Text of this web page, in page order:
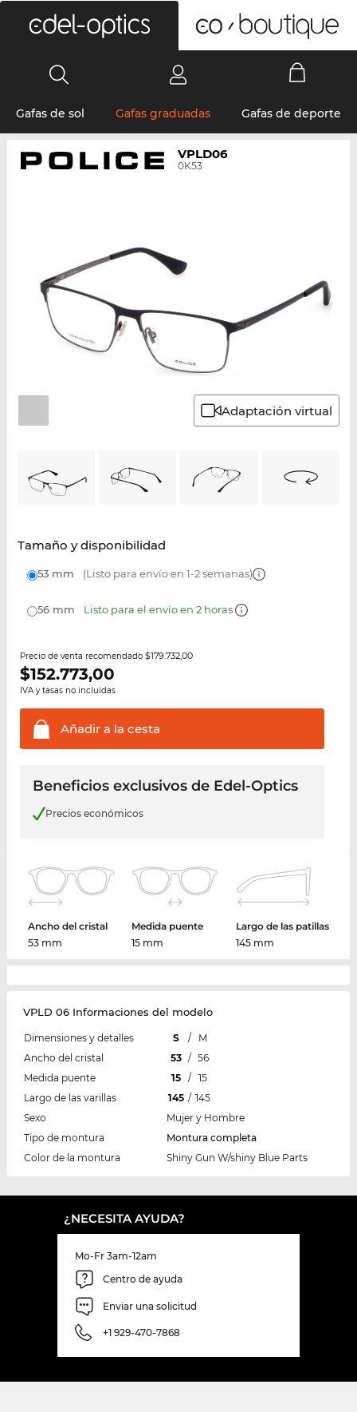
Gafas de sol Gafas graduadas Gafas de deporte
VPLD06
0K53
Adaptación virtual
Tamaño y disponibilidad
53 mm (Listo para envío en 1-2 semanas)
56 mm Listo para el envío en 2 horas
Precio de venta recomendado $179.732,00
$152.773,00
IVA y tasas no incluidas
Añadir a la cesta
Beneficios exclusivos de Edel-Optics
Precios económicos
Ancho del cristal
53 mm
Medida puente
15 mm
Largo de las patillas
145 mm
VPLD 06 Informaciones del modelo
Dimensiones y detalles S /
M
Ancho del cristal
53 / 56
Medida puente
15 /
15
Largo de las varillas
145 / 145
Sexo
Mujer y Hombre
Tipo de montura
Montura completa
Color de la montura
Shiny Gun W/shiny Blue Parts
¿NECESITA AYUDA?
Mo-Fr 3am-12am
Centro de ayuda
Enviar una solicitud
+1 929-470-7868